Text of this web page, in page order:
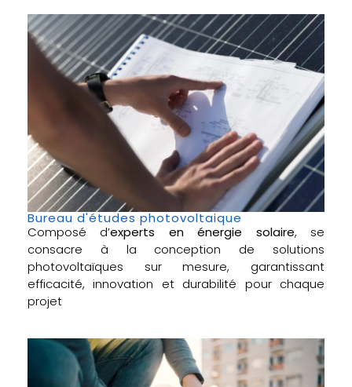
Bureau d'études photovoltaique
Composé d’experts en énergie solaire, se
consacre à la conception de solutions
photovoltaïques sur mesure, garantissant
efficacité, innovation et durabilité pour chaque
projet